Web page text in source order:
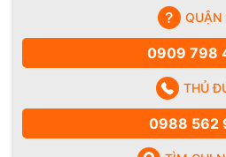
QUẬN
0909 798
THỦ
0988 562